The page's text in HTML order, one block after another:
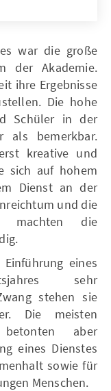
war die große
der Akademie.
ihre Ergebnisse
Die hohe
Schüler in der
als bemerkbar.
kreative und
sich auf hohem
Dienst an der
und die
machten die
eines
sehr
stehen sie
Die meisten
aber
eines Dienstes
sowie für
Menschen.